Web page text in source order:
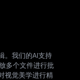
。我们的AI支持
多个文件进行批
视觉美学进行精